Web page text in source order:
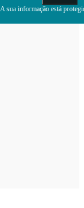
A sua informação está